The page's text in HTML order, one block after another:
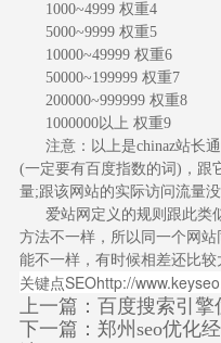
1000~4999 权重4
5000~9999 权重5
10000~49999 权重6
50000~199999 权重7
200000~999999 权重8
1000000以上 权重9
注意：以上是chinaz站长通
(一定要有百度指数的词)，跟
量;跟该网站的实际访问流量
爱站网定义的规则跟此类
方法不一样，所以同一个网
能不一样，有时候相差还比较
关键点SEOhttp://
上一篇： 百度搜索引擎
下一篇： 郑州seo优化